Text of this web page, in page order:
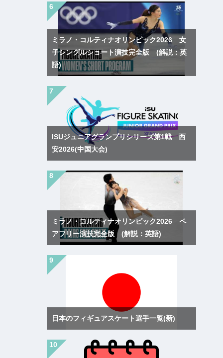
ミラノ・コルティナオリンピック2026 女
子シングルショート演技完全版 (解説：英
語)
ISUジュニアグランプリシリーズ第1戦 西
安2026(中国大会)
ミラノ・コルティナオリンピック2026 ペ
アフリー演技完全版 (解説：英語)
日本のフィギュアスケート選手一覧(新)